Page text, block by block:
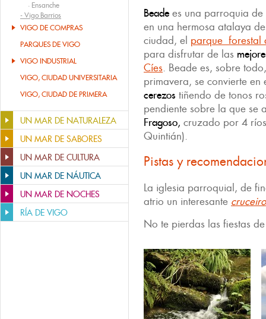
· Ensanche
- Vigo Barrios
VIGO DE COMPRAS
PARQUES DE VIGO
VIGO INDUSTRIAL
VIGO, CIUDAD UNIVERSITARIA
VIGO, CIUDAD DE PRIMERA
UN MAR DE NATURALEZA
UN MAR DE SABORES
UN MAR DE CULTURA
UN MAR DE NÁUTICA
UN MAR DE NOCHES
RÍA DE VIGO
Beade es una parroquia
en una hermosa atalaya
ciudad, el parque forestal
para disfrutar de las
Cíes. Beade es, sobre
primavera, se convierte en
cerezos tiñendo de tonos
pendiente sobre la que se
Fragoso, cruzado por 4
Quintián).
Pistas y
La iglesia parroquial, de
atrio un interesante cruceiro
No te pierdas las fiestas